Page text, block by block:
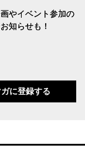
やイベント参加の
知らせも！
に登録する